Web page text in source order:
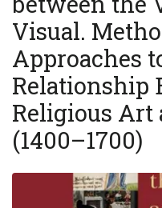
Visual.
Approaches
Relationship
Religious Art
(1400–1700)